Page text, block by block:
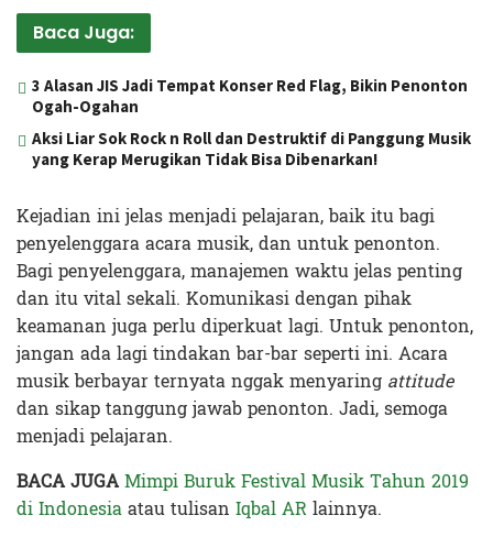
Baca Juga:
3 Alasan JIS Jadi Tempat Konser Red Flag, Bikin Penonton
Ogah-Ogahan
Aksi Liar Sok Rock n Roll dan Destruktif di Panggung Musik
yang Kerap Merugikan Tidak Bisa Dibenarkan!
Kejadian ini jelas menjadi pelajaran, baik itu bagi
penyelenggara acara musik, dan untuk penonton.
Bagi penyelenggara, manajemen waktu jelas penting
dan itu vital sekali. Komunikasi dengan pihak
keamanan juga perlu diperkuat lagi. Untuk penonton,
jangan ada lagi tindakan bar-bar seperti ini. Acara
musik berbayar ternyata nggak menyaring attitude
dan sikap tanggung jawab penonton. Jadi, semoga
menjadi pelajaran.
BACA JUGAMimpi Buruk Festival Musik Tahun 2019
di Indonesiaatau tulisan Iqbal AR lainnya.